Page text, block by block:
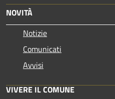
NOVITÀ
Notizie
Comunicati
Avvisi
VIVERE IL COMUNE